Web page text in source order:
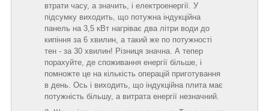
втрати часу, а значить, і електроенергії. У
підсумку виходить, що потужна індукційна
панель на 3,5 кВт нагріває два літри води до
кипіння за 6 хвилин, а такий же по потужності
тен - за 30 хвилин! Різниця значна. А тепер
порахуйте, де споживання енергії більше, і
помножте це на кількість операцій приготування
в день. Ось і виходить, що індукційна плита має
потужність більшу, а витрата енергії незначний.